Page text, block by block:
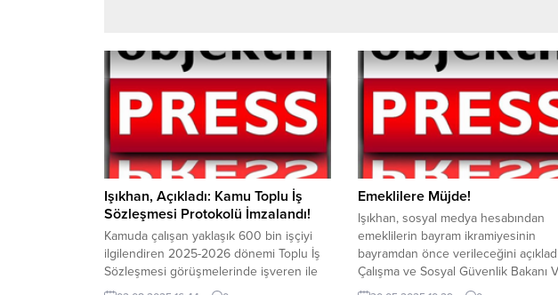
Işıkhan, Açıkladı: Kamu Toplu İş
Sözleşmesi Protokolü İmzalandı!
Kamuda çalışan yaklaşık 600 bin işçiyi
ilgilendiren 2025-2026 dönemi Toplu İş
Sözleşmesi görüşmelerinde işveren ile
işçi konfederasyonları TÜRK-İŞ ve HAK-İŞ
Emeklilere Müjde!
Işıkhan, sosyal medya hesabından
emeklilerin bayram ikramiyesinin
bayramdan önce verileceğini
Çalışma ve Sosyal Güvenlik Bakanı
Işıkhan, sosyal medya hesabından